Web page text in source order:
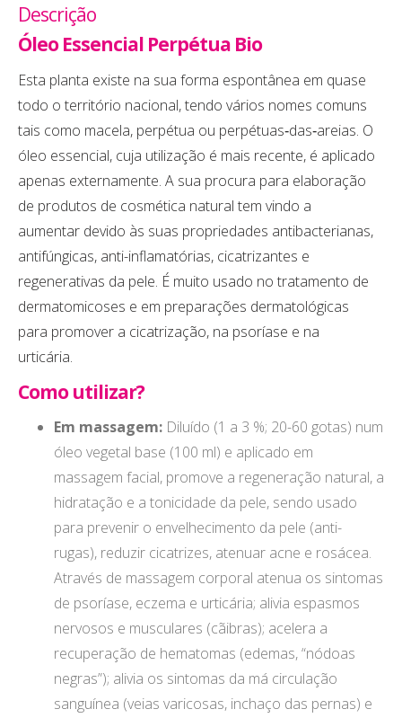
Descrição
Óleo Essencial Perpétua Bio
Esta planta existe na sua forma espontânea em quase
todo o território nacional, tendo vários nomes comuns
tais como macela, perpétua ou perpétuas‐das‐areias. O
óleo essencial, cuja utilização é mais recente, é aplicado
apenas externamente. A sua procura para elaboração
de produtos de cosmética natural tem vindo a
aumentar devido às suas propriedades antibacterianas,
antifúngicas, anti-inflamatórias, cicatrizantes e
regenerativas da pele. É muito usado no tratamento de
dermatomicoses e em preparações dermatológicas
para promover a cicatrização, na psoríase e na
urticária.
Como utilizar?
Em massagem: Diluído (1 a 3 %; 20-60 gotas) num
óleo vegetal base (100 ml) e aplicado em
massagem facial, promove a regeneração natural, a
hidratação e a tonicidade da pele, sendo usado
para prevenir o envelhecimento da pele (anti-
rugas), reduzir cicatrizes, atenuar acne e rosácea.
Através de massagem corporal atenua os sintomas
de psoríase, eczema e urticária; alivia espasmos
nervosos e musculares (cãibras); acelera a
recuperação de hematomas (edemas, “nódoas
negras”); alivia os sintomas da má circulação
sanguínea (veias varicosas, inchaço das pernas) e